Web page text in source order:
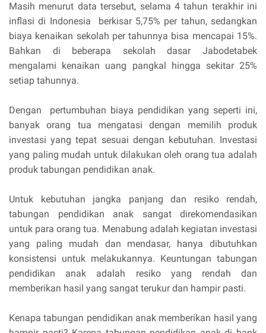
Masih menurut data tersebut, selama 4 tahun terakhir ini
inflasi di Indonesia berkisar 5,75% per tahun, sedangkan
biaya kenaikan sekolah per tahunnya bisa mencapai 15%.
Bahkan di beberapa sekolah dasar Jabodetabek
mengalami kenaikan uang pangkal hingga sekitar 25%
setiap tahunnya.
Dengan pertumbuhan biaya pendidikan yang seperti ini,
banyak orang tua mengatasi dengan memilih produk
investasi yang tepat sesuai dengan kebutuhan. Investasi
yang paling mudah untuk dilakukan oleh orang tua adalah
produk tabungan pendidikan anak.
Untuk kebutuhan jangka panjang dan resiko rendah,
tabungan pendidikan anak sangat direkomendasikan
untuk para orang tua. Menabung adalah kegiatan investasi
yang paling mudah dan mendasar, hanya dibutuhkan
konsistensi untuk melakukannya. Keuntungan tabungan
pendidikan anak adalah resiko yang rendah dan
memberikan hasil yang sangat terukur dan hampir pasti.
Kenapa tabungan pendidikan anak memberikan hasil yang